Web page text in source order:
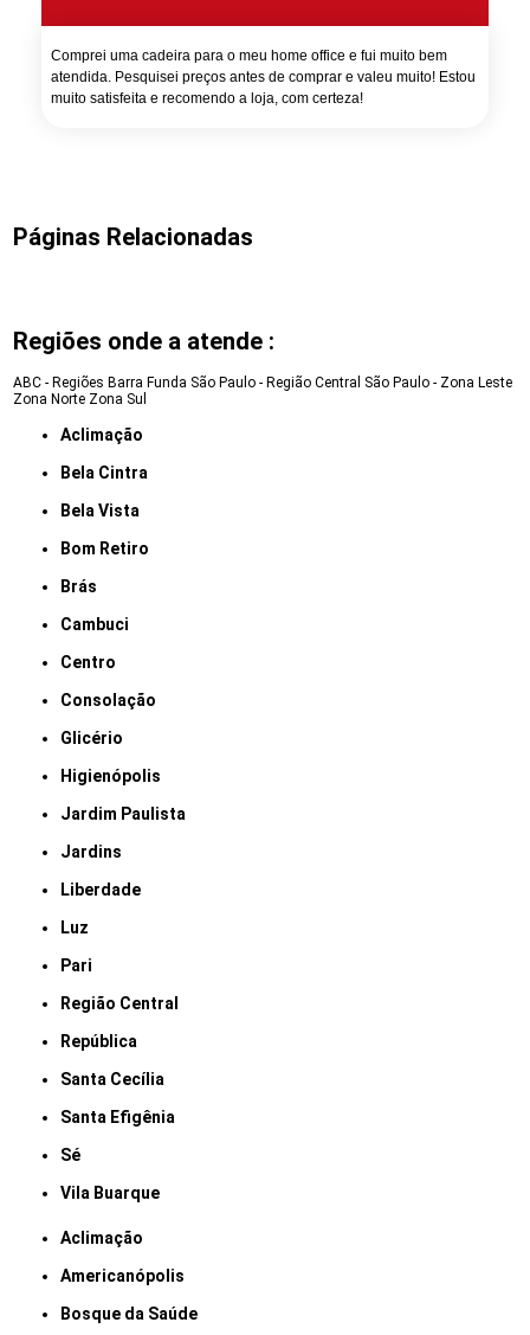
Comprei uma cadeira para o meu home office e fui muito bem
atendida. Pesquisei preços antes de comprar e valeu muito! Estou
muito satisfeita e recomendo a loja, com certeza!
Páginas Relacionadas
Regiões onde a atende :
ABC - Regiões Barra Funda São Paulo - Região Central São Paulo - Zona Leste
Zona Norte Zona Sul
Aclimação
Bela Cintra
Bela Vista
Bom Retiro
Brás
Cambuci
Centro
Consolação
Glicério
Higienópolis
Jardim Paulista
Jardins
Liberdade
Luz
Pari
Região Central
República
Santa Cecília
Santa Efigênia
Sé
Vila Buarque
Aclimação
Americanópolis
Bosque da Saúde